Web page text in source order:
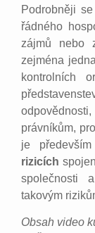
Podrobněji
řádného
zájmů nebo
zejména
kontrolních
právníkům,
je
rizicích
společnosti
takovým
Obsah video